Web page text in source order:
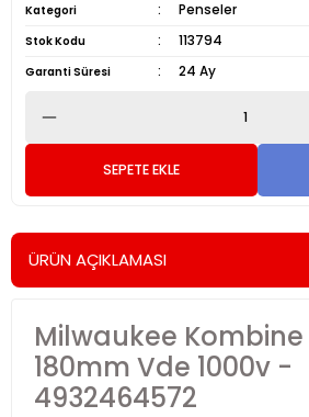
Kategori Penseler
Stok Kodu 113794
Garanti Süresi 24 Ay
SEPETE EKLE
ÜRÜN AÇIKLAMASI
Milwaukee Kombine
180mm Vde 1000v -
4932464572